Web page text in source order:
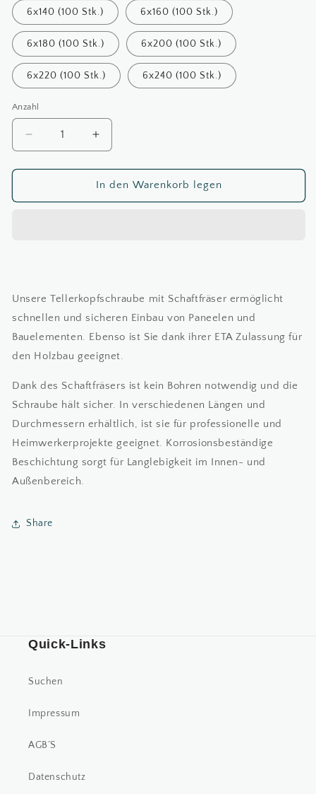
6x140 (100 Stk.) 6x160 (100 Stk.)
6x180 (100 Stk.) 6x200 (100 Stk.)
6x220 (100 Stk.) 6x240 (100 Stk.)
Anzahl
Anzahl
Verringere
die
Menge
6,0mm
Erhöhe
die
Menge
für
6,0mm
In den Warenkorb legen
Unsere Tellerkopfschraube mit Schaftfräser ermöglicht
schnellen und sicheren Einbau von Paneelen und
Bauelementen. Ebenso ist Sie dank ihrer ETA Zulassung für
den Holzbau geeignet.
Dank des Schaftfräsers ist kein Bohren notwendig und die
Schraube hält sicher. In verschiedenen Längen und
Durchmessern erhältlich, ist sie für professionelle und
Heimwerkerprojekte geeignet. Korrosionsbeständige
Beschichtung sorgt für Langlebigkeit im Innen- und
Außenbereich.
Share
Quick-Links
Suchen
Impressum
AGB´S
Datenschutz